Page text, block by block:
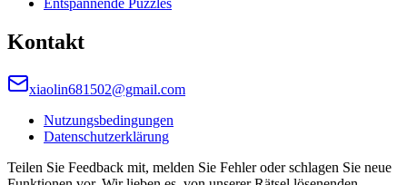
Entspannende Puzzles
Kontakt
xiaolin681502@gmail.com
Nutzungsbedingungen
Datenschutzerklärung
Teilen Sie Feedback mit, melden Sie Fehler oder schlagen Sie neue